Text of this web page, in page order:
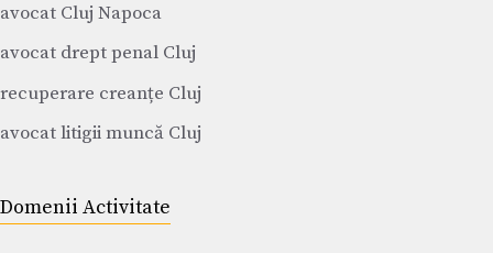
avocat Cluj Napoca
avocat drept penal Cluj
recuperare creanțe Cluj
avocat litigii muncă Cluj
Domenii Activitate